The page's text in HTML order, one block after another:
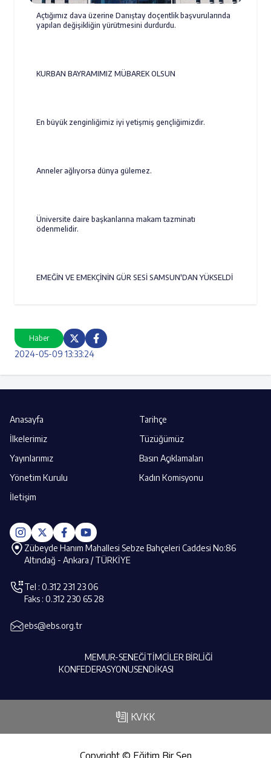
Haber
2024-05-09 13:33:24
Açtığımız dava üzerine Danıştay doçentlik başvurularında
yapılan değişikliğin yürütmesini durdurdu.
KURBAN BAYRAMIMIZ MÜBAREK OLSUN
En büyük zenginliğimiz iyi yetişmiş gençliğimizdir.
Anneler ağlıyorsa dünya gülemez.
Üniversite daire başkanlarına makam tazminatı
ödenmelidir.
EMEĞİN VE EMEKÇİNİN GÜR SESİ SAMSUN'DAN YÜKSELDİ
Anasayfa
Tarihçe
İlkelerimiz
Tüzüğümüz
Yayınlarımız
Basın Açıklamaları
Yönetim Kurulu
Kadın Komisyonu
İletişim
MEMUR-SEN
KONFEDERASYONU
EĞİTİMCİLER BİRLİĞİ
SENDİKASI
Zübeyde Hanım Mahallesi Sebze Bahçeleri Caddesi No:86
Altındağ - Ankara / TÜRKİYE
Tel : 0.312 231 23 06
Faks : 0.312 230 65 28
ebs@ebs.org.tr
Copyright © Eğitim Bir Sen
| KVKK